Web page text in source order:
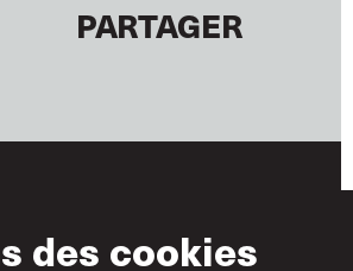
PARTAGER
des cookies